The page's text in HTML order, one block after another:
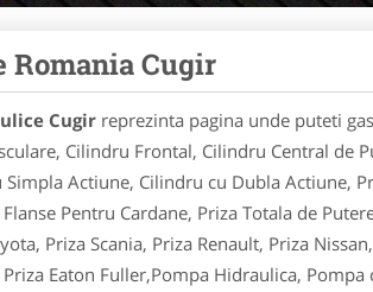
Romania Cugir
Cugirreprezinta pagina unde puteti
Cilindru Frontal, Cilindru Central de
Simpla Actiune, Cilindru cu Dubla Actiune,
Pentru Cardane, Priza Totala de
Priza Scania, Priza Renault, Priza
Eaton Fuller,Pompa Hidraulica,